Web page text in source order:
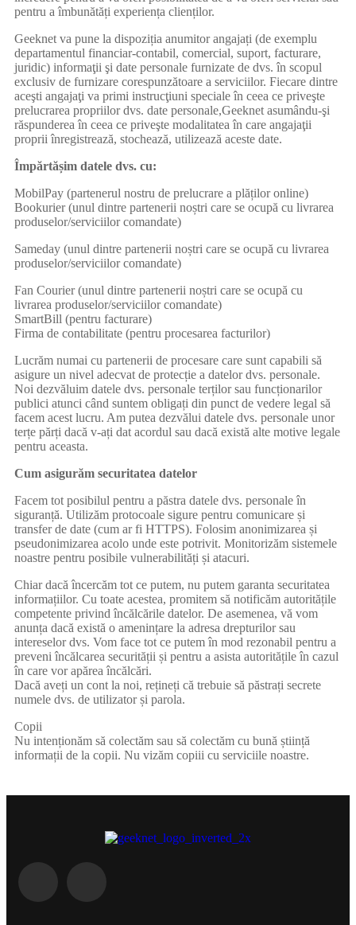
pentru a îmbunătăți experiența clienților.
Geeknet va pune la dispoziția anumitor angajați (de exemplu
departamentul financiar-contabil, comercial, suport, facturare,
juridic) informaţii şi date personale furnizate de dvs. în scopul
exclusiv de furnizare corespunzătoare a serviciilor. Fiecare dintre
aceşti angajaţi va primi instrucţiuni speciale în ceea ce priveşte
prelucrarea propriilor dvs. date personale,Geeknet asumându-şi
răspunderea în ceea ce priveşte modalitatea în care angajaţii
proprii înregistrează, stochează, utilizează aceste date.
Împărtășim datele dvs. cu:
MobilPay (partenerul nostru de prelucrare a plăților online)
Bookurier (unul dintre partenerii noștri care se ocupă cu livrarea
produselor/serviciilor comandate)
Sameday (unul dintre partenerii noștri care se ocupă cu livrarea
produselor/serviciilor comandate)
Fan Courier (unul dintre partenerii noștri care se ocupă cu
livrarea produselor/serviciilor comandate)
SmartBill (pentru facturare)
Firma de contabilitate (pentru procesarea facturilor)
Lucrăm numai cu partenerii de procesare care sunt capabili să
asigure un nivel adecvat de protecție a datelor dvs. personale.
Noi dezvăluim datele dvs. personale terților sau funcționarilor
publici atunci când suntem obligați din punct de vedere legal să
facem acest lucru. Am putea dezvălui datele dvs. personale unor
terțe părți dacă v-ați dat acordul sau dacă există alte motive legale
pentru aceasta.
Cum asigurăm securitatea datelor
Facem tot posibilul pentru a păstra datele dvs. personale în
siguranță. Utilizăm protocoale sigure pentru comunicare și
transfer de date (cum ar fi HTTPS). Folosim anonimizarea și
pseudonimizarea acolo unde este potrivit. Monitorizăm sistemele
noastre pentru posibile vulnerabilități și atacuri.
Chiar dacă încercăm tot ce putem, nu putem garanta securitatea
informațiilor. Cu toate acestea, promitem să notificăm autoritățile
competente privind încălcările datelor. De asemenea, vă vom
anunța dacă există o amenințare la adresa drepturilor sau
intereselor dvs. Vom face tot ce putem în mod rezonabil pentru a
preveni încălcarea securității și pentru a asista autoritățile în cazul
în care vor apărea încălcări.
Dacă aveți un cont la noi, rețineți că trebuie să păstrați secrete
numele dvs. de utilizator și parola.
Copii
Nu intenționăm să colectăm sau să colectăm cu bună știință
informații de la copii. Nu vizăm copiii cu serviciile noastre.